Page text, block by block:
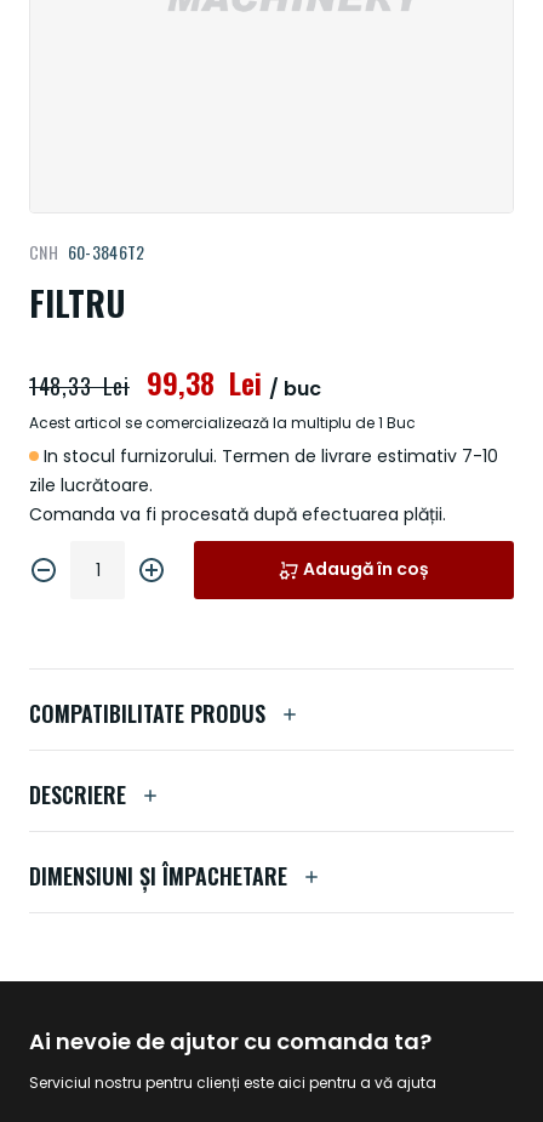
FILTRU
CNH 60-3846T2
In stocul furnizorului. Termen de livrare estimativ 7-10
zile lucrătoare.
Comanda va fi procesată după efectuarea plății.
99,38 Lei
148,33 Lei / buc
Acest articol se comercializează la multiplu de 1 Buc
Adaugă în coș
la
începutul
galeriei
imagini
COMPATIBILITATE PRODUS
DESCRIERE
DIMENSIUNI ȘI ÎMPACHETARE
Ai nevoie de ajutor cu comanda ta?
Serviciul nostru pentru clienți este aici pentru a vă ajuta